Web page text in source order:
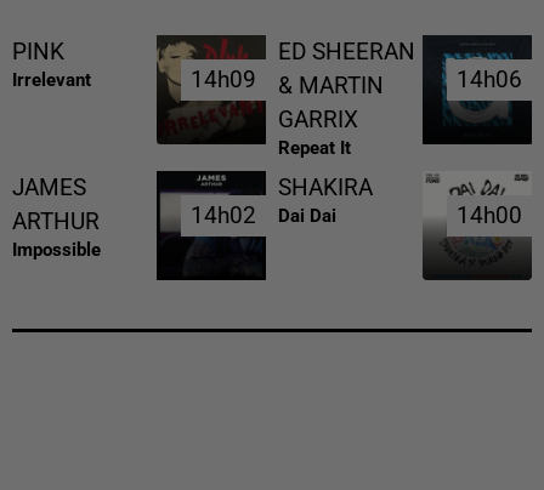
PINK
Irrelevant 14h09
14h09
ED SHEERAN
& MARTIN
GARRIX
Repeat It
14h06
14h06
JAMES
ARTHUR
Impossible
14h02
14h02
SHAKIRA
Dai Dai 14h00
14h00